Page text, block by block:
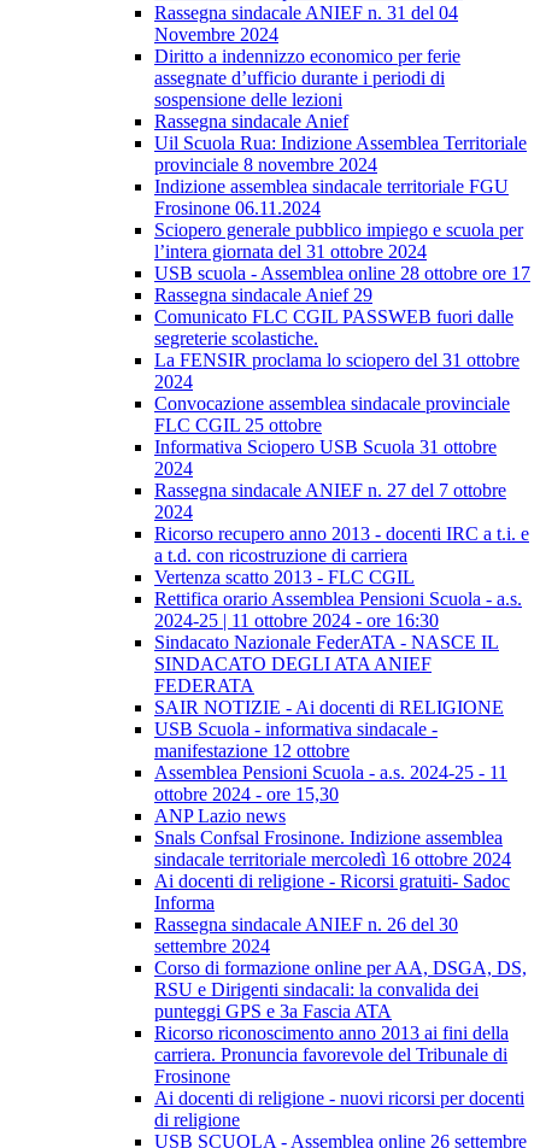
Rassegna sindacale ANIEF n. 31 del 04
Novembre 2024
Diritto a indennizzo economico per ferie
assegnate d’ufficio durante i periodi di
sospensione delle lezioni
Rassegna sindacale Anief
Uil Scuola Rua: Indizione Assemblea Territoriale
provinciale 8 novembre 2024
Indizione assemblea sindacale territoriale FGU
Frosinone 06.11.2024
Sciopero generale pubblico impiego e scuola per
l’intera giornata del 31 ottobre 2024
USB scuola - Assemblea online 28 ottobre ore 17
Rassegna sindacale Anief 29
Comunicato FLC CGIL PASSWEB fuori dalle
segreterie scolastiche.
La FENSIR proclama lo sciopero del 31 ottobre
2024
Convocazione assemblea sindacale provinciale
FLC CGIL 25 ottobre
Informativa Sciopero USB Scuola 31 ottobre
2024
Rassegna sindacale ANIEF n. 27 del 7 ottobre
2024
Ricorso recupero anno 2013 - docenti IRC a t.i. e
a t.d. con ricostruzione di carriera
Vertenza scatto 2013 - FLC CGIL
Rettifica orario Assemblea Pensioni Scuola - a.s.
2024-25 | 11 ottobre 2024 - ore 16:30
Sindacato Nazionale FederATA - NASCE IL
SINDACATO DEGLI ATA ANIEF
FEDERATA
SAIR NOTIZIE - Ai docenti di RELIGIONE
USB Scuola - informativa sindacale -
manifestazione 12 ottobre
Assemblea Pensioni Scuola - a.s. 2024-25 - 11
ottobre 2024 - ore 15,30
ANP Lazio news
Snals Confsal Frosinone. Indizione assemblea
sindacale territoriale mercoledì 16 ottobre 2024
Ai docenti di religione - Ricorsi gratuiti- Sadoc
Informa
Rassegna sindacale ANIEF n. 26 del 30
settembre 2024
Corso di formazione online per AA, DSGA, DS,
RSU e Dirigenti sindacali: la convalida dei
punteggi GPS e 3a Fascia ATA
Ricorso riconoscimento anno 2013 ai fini della
carriera. Pronuncia favorevole del Tribunale di
Frosinone
Ai docenti di religione - nuovi ricorsi per docenti
di religione
USB SCUOLA - Assemblea online 26 settembre